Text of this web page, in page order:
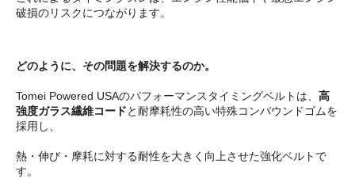
破損のリスクにつながります。
どのように、その問題を解決するのか。
Tomei Powered USAのパフォーマンスタイミングベルトは、 高
強度ガラス繊維コードと耐摩耗性の高い特殊コンパウンドゴムを
採用し、
熱・伸び・摩耗に対する耐性を大きく向上させた強化ベルトで
す。